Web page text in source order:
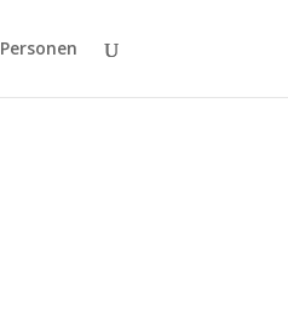
Personen